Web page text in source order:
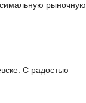
рыночную
С радостью